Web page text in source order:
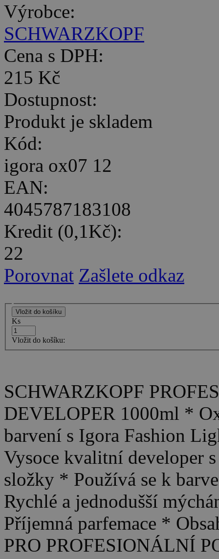
Výrobce:
SCHWARZKOPF
Cena s DPH:
215 Kč
Dostupnost:
Produkt je skladem
Kód:
igora ox07 12
EAN:
4045787183108
Kredit (0,1Kč):
22
Porovnat Zašlete odkaz
Ks
Vložit do košíku:
SCHWARZKOPF
DEVELOPER 1000ml *
barvení s Igora Fashion
Vysoce kvalitní developer
složky * Používá se k
Rychlé a jednodušší
Příjemná parfemace *
PRO PROFESIONÁLNÍ